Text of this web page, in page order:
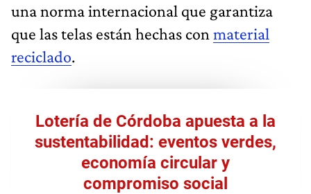
una norma internacional que garantiza
que las telas están hechas con material
reciclado.
Lotería de Córdoba apuesta a la
sustentabilidad: eventos verdes,
economía circular y
compromiso social